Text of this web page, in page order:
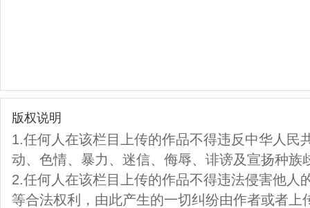
版权说明
1.任何人在该栏目上传的作品不得违反中华人民
动、色情、暴力、迷信、侮辱、诽谤及宣扬种族
2.任何人在该栏目上传的作品不得违法侵害他人
等合法权利，由此产生的一切纠纷由作者或者上